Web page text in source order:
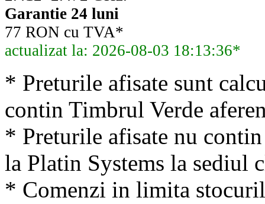
Garantie 24 luni
77 RON cu TVA*
actualizat la: 2026-08-03 18:13:36*
* Preturile afisate sunt
contin Timbrul Verde
* Preturile afisate nu
la Platin Systems la sediul
* Comenzi in limita